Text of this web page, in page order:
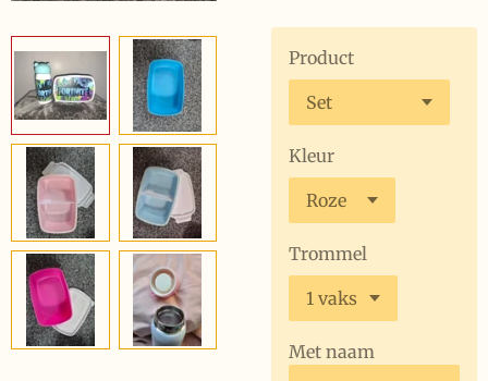
Product
Kleur
Trommel
Met naam